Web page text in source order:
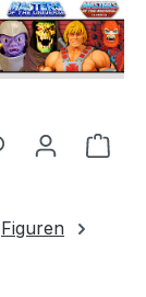
Il
Figuren